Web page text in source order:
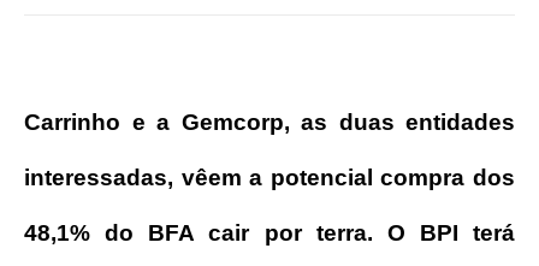
Carrinho e a Gemcorp, as duas entidades
interessadas, vêem a potencial compra dos
48,1% do BFA cair por terra. O BPI terá